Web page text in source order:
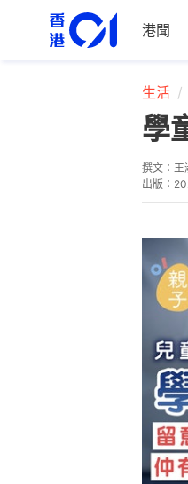
港聞
生活
學
撰文： 王
出版：